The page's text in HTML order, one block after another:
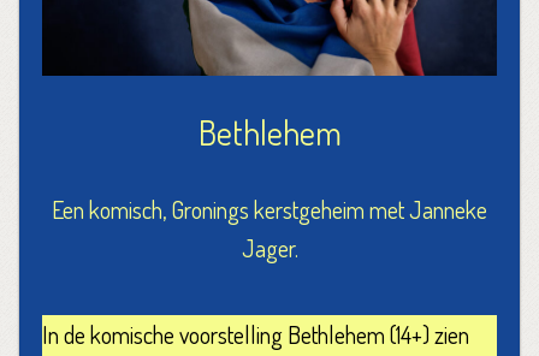
Bethlehem
Een komisch, Gronings kerstgeheim met Janneke
Jager.
In de komische voorstelling Bethlehem (14+) zien